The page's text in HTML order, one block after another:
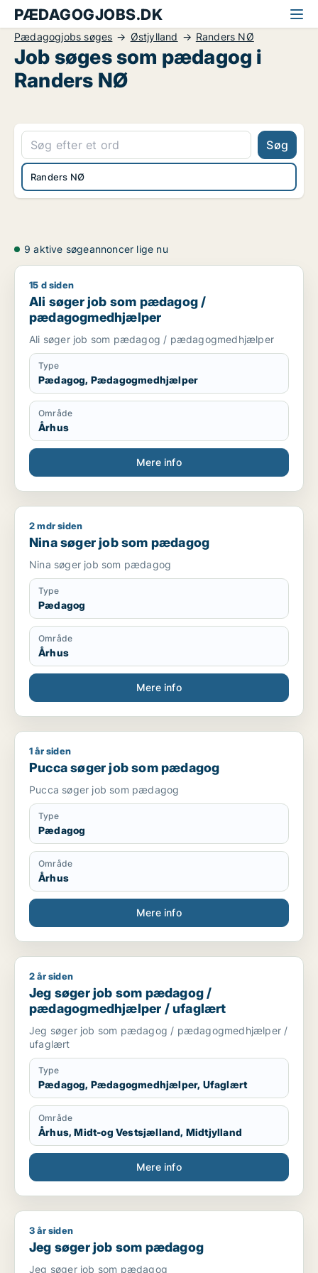
PÆDAGOGJOBS.DK
Pædagogjobs søges Østjylland Randers NØ
Job søges som pædagog i
Randers NØ
Søg
Randers NØ
9 aktive søgeannoncer lige nu
Ali søger job som pædagog / pædagogmedhjælper
15 d siden
Ali søger job som pædagog /
pædagogmedhjælper
Ali søger job som pædagog / pædagogmedhjælper
Type
Pædagog, Pædagogmedhjælper
Område
Århus
Mere info
Nina søger job som pædagog
2 mdr siden
Nina søger job som pædagog
Nina søger job som pædagog
Type
Pædagog
Område
Århus
Mere info
Pucca søger job som pædagog
1 år siden
Pucca søger job som pædagog
Pucca søger job som pædagog
Type
Pædagog
Område
Århus
Mere info
Jeg søger job som pædagog / pædagogmedhjælper /
2 år siden
Jeg søger job som pædagog /
pædagogmedhjælper / ufaglært
Jeg søger job som pædagog / pædagogmedhjælper /
ufaglært
Type
Pædagog, Pædagogmedhjælper, Ufaglært
Område
Århus, Midt-og Vestsjælland, Midtjylland
Mere info
Jeg søger job som pædagog
3 år siden
Jeg søger job som pædagog
Jeg søger job som pædagog